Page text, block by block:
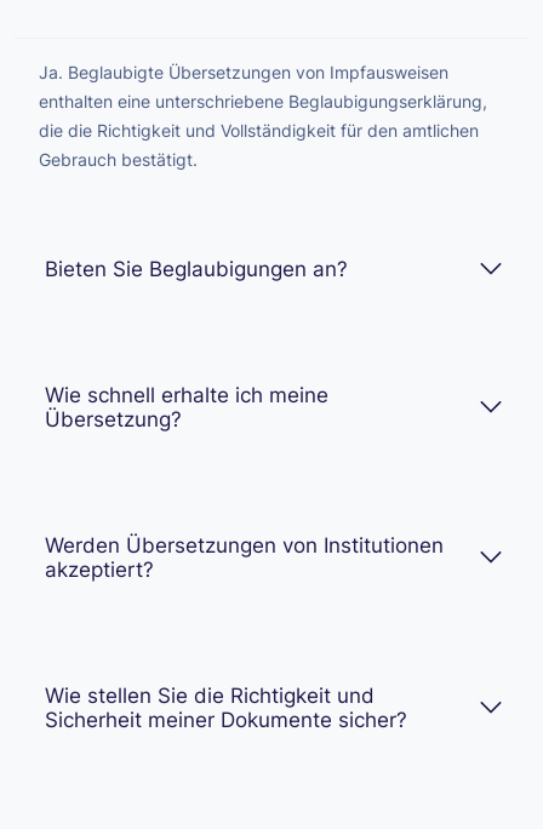
Ja. Beglaubigte Übersetzungen von Impfausweisen
enthalten eine unterschriebene Beglaubigungserklärung,
die die Richtigkeit und Vollständigkeit für den amtlichen
Gebrauch bestätigt.
Bieten Sie Beglaubigungen an?
Wie schnell erhalte ich meine
Übersetzung?
Werden Übersetzungen von Institutionen
akzeptiert?
Wie stellen Sie die Richtigkeit und
Sicherheit meiner Dokumente sicher?